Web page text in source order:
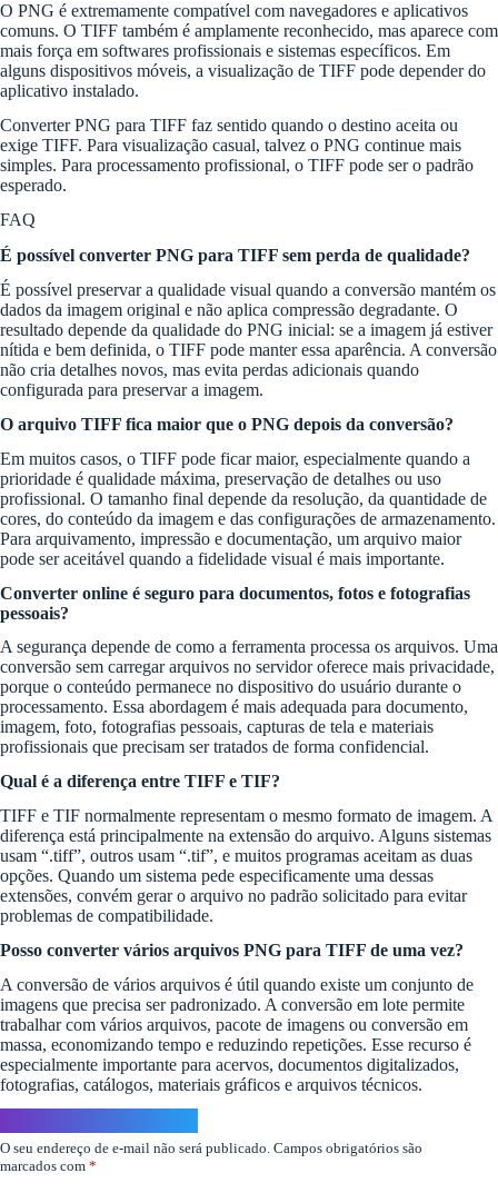
O PNG é extremamente compatível com navegadores e aplicativos
comuns. O TIFF também é amplamente reconhecido, mas aparece com
mais força em softwares profissionais e sistemas específicos. Em
alguns dispositivos móveis, a visualização de TIFF pode depender do
aplicativo instalado.
Converter PNG para TIFF faz sentido quando o destino aceita ou
exige TIFF. Para visualização casual, talvez o PNG continue mais
simples. Para processamento profissional, o TIFF pode ser o padrão
esperado.
FAQ
É possível converter PNG para TIFF sem perda de qualidade?
É possível preservar a qualidade visual quando a conversão mantém os
dados da imagem original e não aplica compressão degradante. O
resultado depende da qualidade do PNG inicial: se a imagem já estiver
nítida e bem definida, o TIFF pode manter essa aparência. A conversão
não cria detalhes novos, mas evita perdas adicionais quando
configurada para preservar a imagem.
O arquivo TIFF fica maior que o PNG depois da conversão?
Em muitos casos, o TIFF pode ficar maior, especialmente quando a
prioridade é qualidade máxima, preservação de detalhes ou uso
profissional. O tamanho final depende da resolução, da quantidade de
cores, do conteúdo da imagem e das configurações de armazenamento.
Para arquivamento, impressão e documentação, um arquivo maior
pode ser aceitável quando a fidelidade visual é mais importante.
Converter online é seguro para documentos, fotos e fotografias
pessoais?
A segurança depende de como a ferramenta processa os arquivos. Uma
conversão sem carregar arquivos no servidor oferece mais privacidade,
porque o conteúdo permanece no dispositivo do usuário durante o
processamento. Essa abordagem é mais adequada para documento,
imagem, foto, fotografias pessoais, capturas de tela e materiais
profissionais que precisam ser tratados de forma confidencial.
Qual é a diferença entre TIFF e TIF?
TIFF e TIF normalmente representam o mesmo formato de imagem. A
diferença está principalmente na extensão do arquivo. Alguns sistemas
usam “.tiff”, outros usam “.tif”, e muitos programas aceitam as duas
opções. Quando um sistema pede especificamente uma dessas
extensões, convém gerar o arquivo no padrão solicitado para evitar
problemas de compatibilidade.
Posso converter vários arquivos PNG para TIFF de uma vez?
A conversão de vários arquivos é útil quando existe um conjunto de
imagens que precisa ser padronizado. A conversão em lote permite
trabalhar com vários arquivos, pacote de imagens ou conversão em
massa, economizando tempo e reduzindo repetições. Esse recurso é
especialmente importante para acervos, documentos digitalizados,
fotografias, catálogos, materiais gráficos e arquivos técnicos.
O seu endereço de e-mail não será publicado. Campos obrigatórios são
marcados com *